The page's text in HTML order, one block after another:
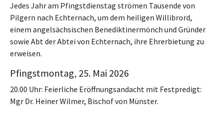
Jedes Jahr am Pfingstdienstag strömen Tausende von
Pilgern nach Echternach, um dem heiligen Willibrord,
einem angelsächsischen Benediktinermönch und Gründer
sowie Abt der Abtei von Echternach, ihre Ehrerbietung zu
erweisen.
Pfingstmontag, 25. Mai 2026
20.00 Uhr: Feierliche Eröffnungsandacht mit Festpredigt:
Mgr Dr. Heiner Wilmer, Bischof von Münster.